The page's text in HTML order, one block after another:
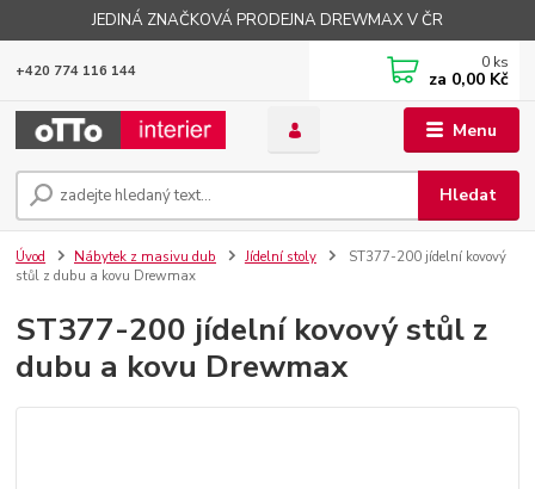
JEDINÁ ZNAČKOVÁ PRODEJNA DREWMAX V ČR
Menu
Hledat
+420 774 116 144 0 ks
za 0,00 Kč
Úvod Nábytek z masivu dub Jídelní stoly
ST377-200 jídelní kovový
stůl z dubu a kovu Drewmax
ST377-200 jídelní kovový stůl z
dubu a kovu Drewmax